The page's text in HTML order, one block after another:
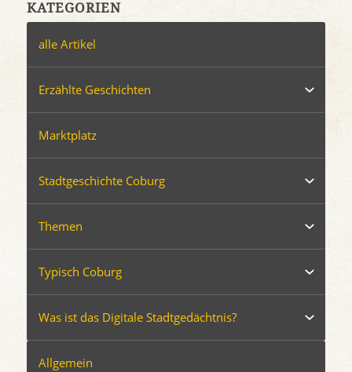
KATEGORIEN
alle Artikel
Erzählte Geschichten
Marktplatz
Stadtgeschichte Coburg
Themen
Typisch Coburg
Was ist das Digitale Stadtgedächtnis?
Allgemein